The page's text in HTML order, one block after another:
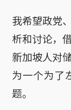
我希望政党
析和讨论，
新加坡人对
为一个为了
题。